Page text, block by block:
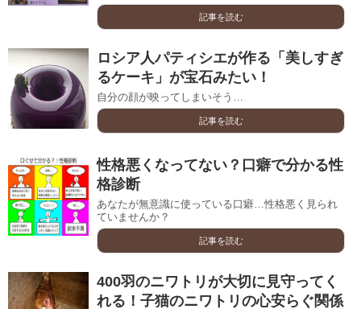
記事を読む
ロシア人パティシエが作る「美しすぎ
るケーキ」が宝石みたい！
自分の顔が映ってしまいそう…
記事を読む
性格悪くなってない？口癖で分かる性
格診断
あなたが無意識に使っている口癖…性格悪く見られ
ていませんか？
記事を読む
400羽のニワトリが大切に見守ってく
れる！子猫のニワトリの心安らぐ関係